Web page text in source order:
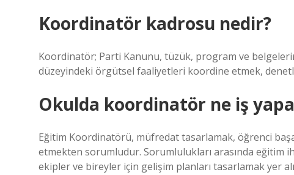
Koordinatör kadrosu nedir?
Koordinatör; Parti Kanunu, tüzük, program ve
düzeyindeki örgütsel faaliyetleri koordine etmek,
Okulda koordinatör ne iş
Eğitim Koordinatörü, müfredat tasarlamak, öğrenci
etmekten sorumludur. Sorumlulukları arasında eğitim
ekipler ve bireyler için gelişim planları tasarlamak yer